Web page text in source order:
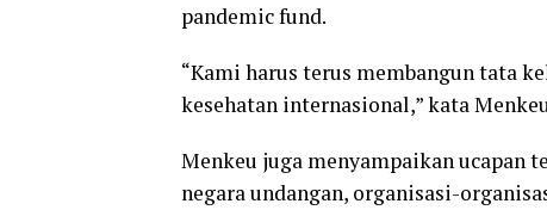
pandemic fund.
“Kami harus terus membangun tata
kesehatan internasional,” kata
Menkeu juga menyampaikan ucapan
negara undangan, organisasi-